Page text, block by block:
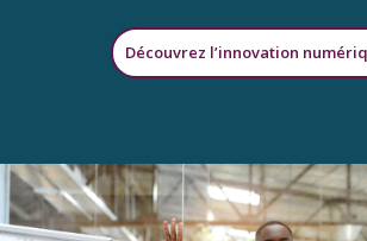
Découvrez l’innovation